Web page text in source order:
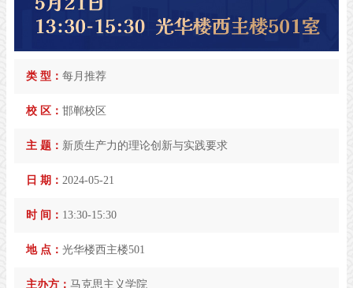
类 型： 每月推荐
校 区： 邯郸校区
主 题： 新质生产力的理论创新与实践要求
日 期： 2024-05-21
时 间： 13:30-15:30
地 点： 光华楼西主楼501
主办方： 马克思主义学院